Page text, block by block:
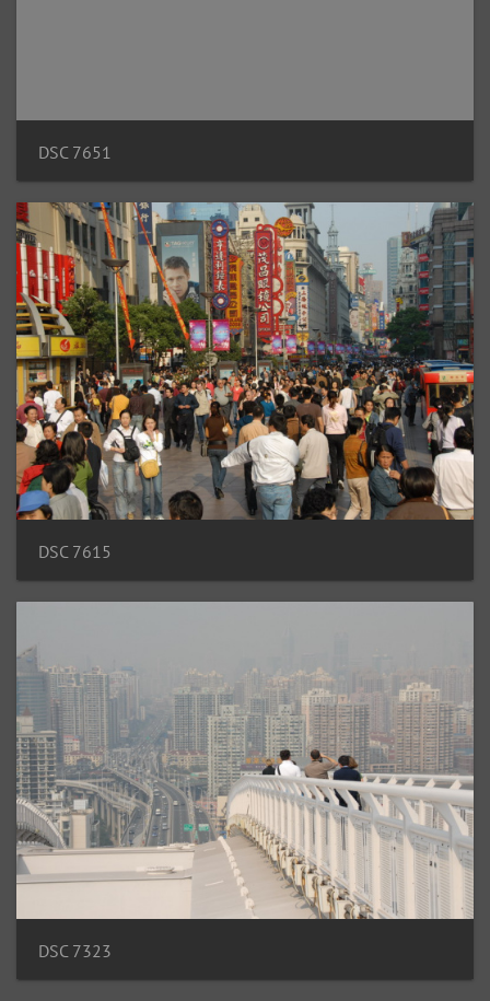
DSC 7651
DSC 7615
DSC 7323